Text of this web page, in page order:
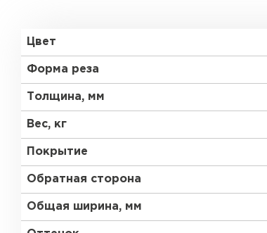
Цвет
Форма реза
Толщина, мм
Вес, кг
Покрытие
Обратная сторона
Общая ширина, мм